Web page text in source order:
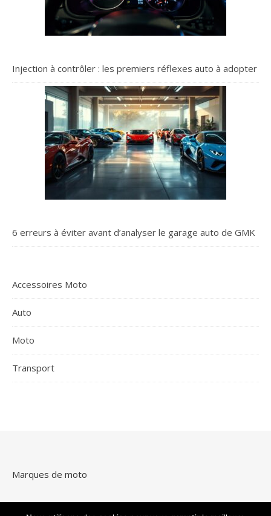
Injection à contrôler : les premiers réflexes auto à adopter
6 erreurs à éviter avant d’analyser le garage auto de GMK
Accessoires Moto
Auto
Moto
Transport
Marques de moto